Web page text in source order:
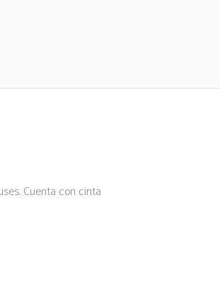
Cuenta con cinta